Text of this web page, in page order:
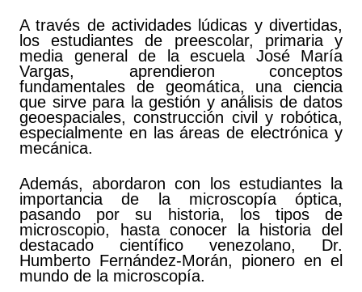
A través de actividades lúdicas y divertidas,
los estudiantes de preescolar, primaria y
media general de la escuela José María
Vargas, aprendieron conceptos
fundamentales de geomática, una ciencia
que sirve para la gestión y análisis de datos
geoespaciales, construcción civil y robótica,
especialmente en las áreas de electrónica y
mecánica.
Además, abordaron con los estudiantes la
importancia de la microscopía óptica,
pasando por su historia, los tipos de
microscopio, hasta conocer la historia del
destacado científico venezolano, Dr.
Humberto Fernández-Morán, pionero en el
mundo de la microscopía.